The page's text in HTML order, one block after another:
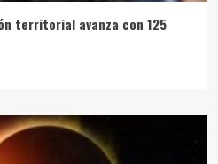
territorial avanza con 125